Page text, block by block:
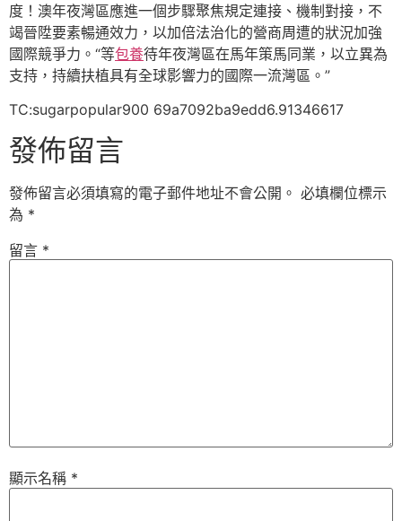
度！澳年夜灣區應進一個步驟聚焦規定連接、機制對接，不
竭晉陞要素暢通效力，以加倍法治化的營商周遭的狀況加強
國際競爭力。“等包養待年夜灣區在馬年策馬同業，以立異為
支持，持續扶植具有全球影響力的國際一流灣區。”
TC:sugarpopular900 69a7092ba9edd6.91346617
發佈留言
發佈留言必須填寫的電子郵件地址不會公開。 必填欄位標示
為 *
留言 *
顯示名稱 *